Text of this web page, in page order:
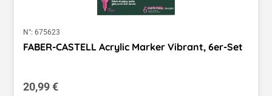
N°: 675623
FABER-CASTELL Acrylic Marker Vibrant, 6er-Set
Regulärer Preis:
20,99 €